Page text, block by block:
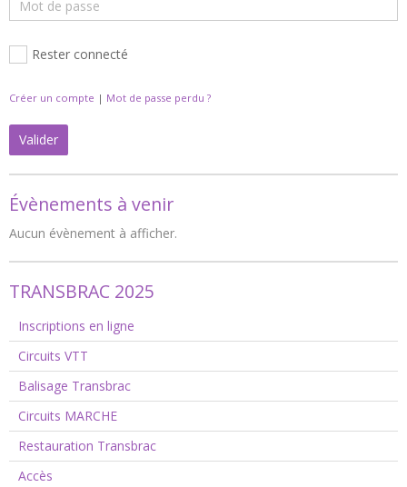
Rester connecté
Créer un compte | Mot de passe perdu ?
Valider
Évènements à venir
Aucun évènement à afficher.
TRANSBRAC 2025
Inscriptions en ligne
Circuits VTT
Balisage Transbrac
Circuits MARCHE
Restauration Transbrac
Accès